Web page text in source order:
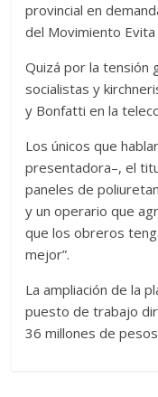
provincial en
del Movimiento
Quizá por la tensión
socialistas y
y Bonfatti en la
Los únicos que
presentadora–, el
paneles de
y un operario que
que los obreros
mejor”.
La ampliación de la
puesto de trabajo
36 millones de